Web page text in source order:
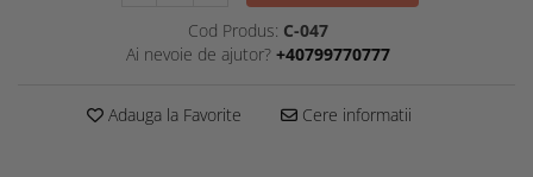
Cod Produs: C-047
Ai nevoie de ajutor? +40799770777
Adauga la Favorite Cere informatii